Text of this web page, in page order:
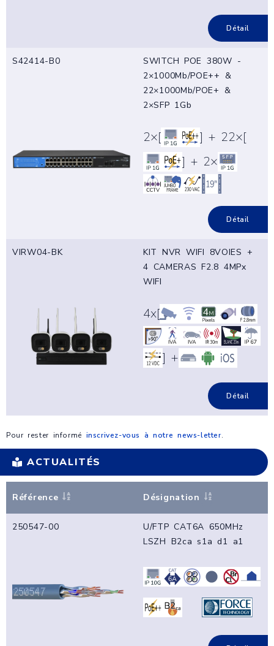
Détail
S42414-B0
SWITCH POE 380W -
2×1000Mb/POE++ &
22×1000Mb/POE+ &
2×SFP 1Gb
2×[
] + 22×[
] + 2×
Détail
VIRW04-BK
KIT NVR WIFI 8VOIES +
4 CAMERAS F2.8 4MPx
WIFI
4x[
] +
Détail
Pour rester informé inscrivez-vous à notre news-letter.
ACTUALITÉS
Référence Désignation
250547-00
U/FTP CAT6A 650MHz
LSZH B2ca s1a d1 a1